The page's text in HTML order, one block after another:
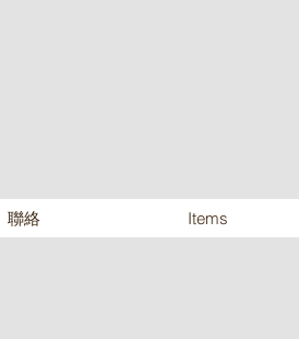
聯絡 Items